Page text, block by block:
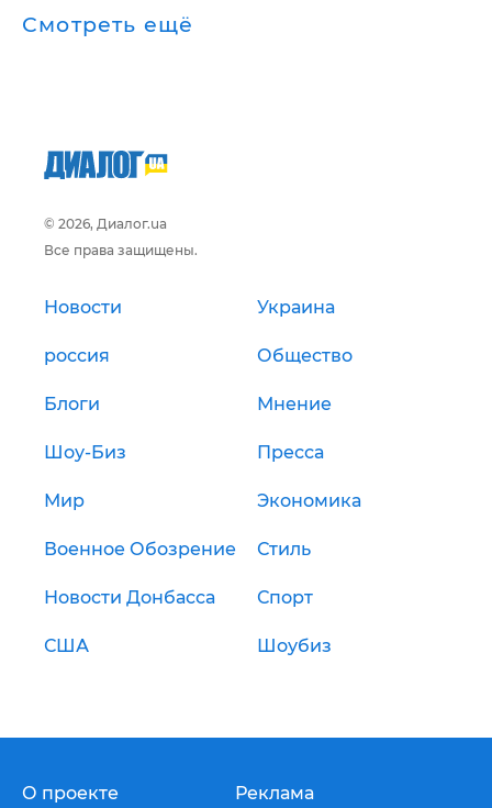
Смотреть ещё
© 2026, Диалог.ua
Все права защищены.
Новости Украина
россия Общество
Блоги Мнение
Шоу-Биз Пресса
Мир Экономика
Военное Обозрение Стиль
Новости Донбасса Спорт
США Шоубиз
О проекте Реклама